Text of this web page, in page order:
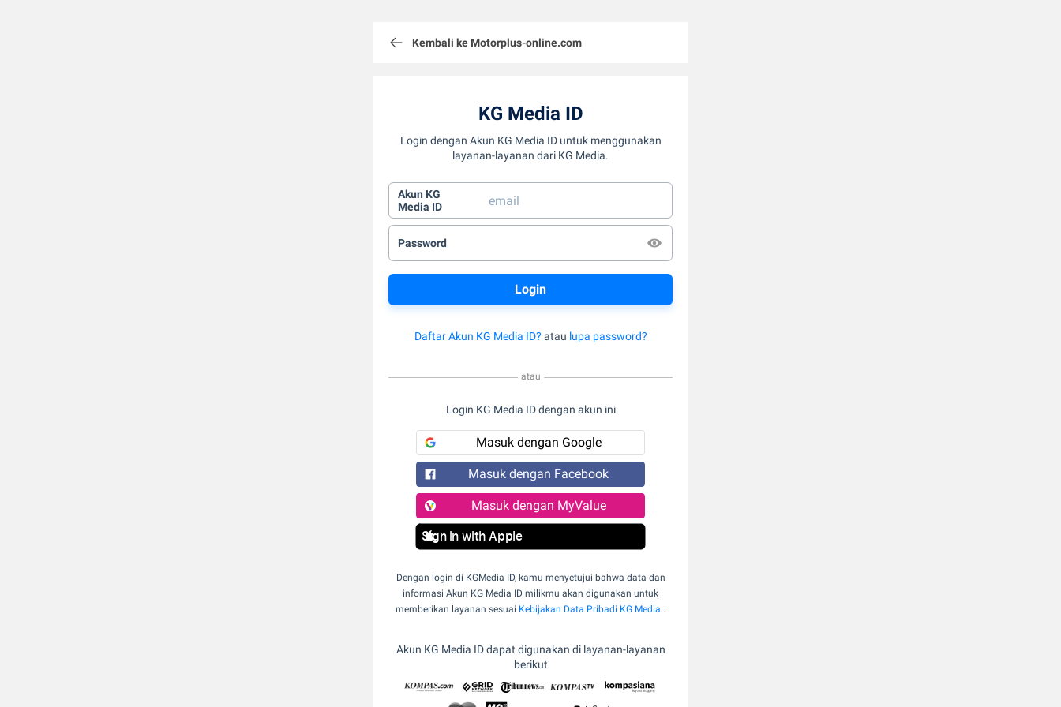
Kembali ke Motorplus-online.com
KG Media ID
Login dengan Akun KG Media ID untuk menggunakan
layanan-layanan dari KG Media.
Akun KG
Media ID
Password
Daftar Akun KG Media ID? atau lupa password?
atau
Login KG Media ID dengan akun ini
Masuk dengan Google
Masuk dengan Facebook
Masuk dengan MyValue
Sign in with Apple
Dengan login di KGMedia ID, kamu menyetujui bahwa data dan
informasi Akun KG Media ID milikmu akan digunakan untuk
memberikan layanan sesuai Kebijakan Data Pribadi KG Media .
Akun KG Media ID dapat digunakan di layanan-layanan
berikut